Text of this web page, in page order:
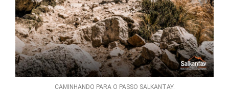
CAMINHANDO PARA O PASSO SALKANTAY.